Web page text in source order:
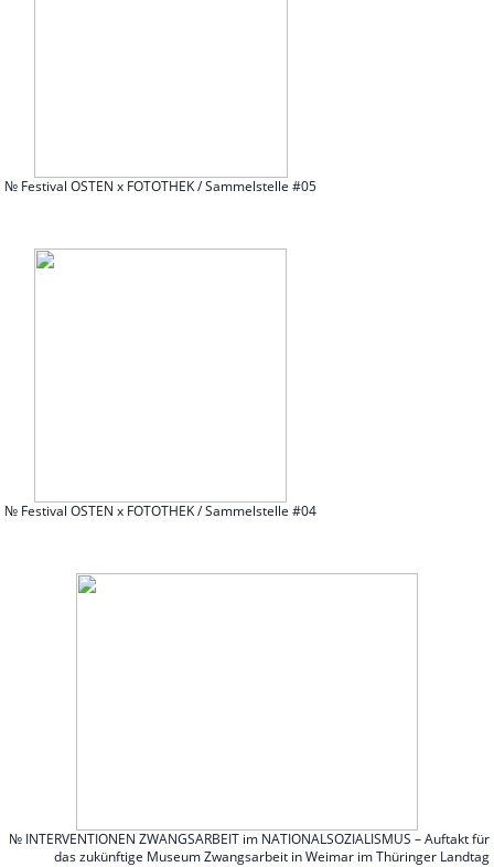
№ Festival OSTEN x FOTOTHEK / Sammelstelle #05
№ Festival OSTEN x FOTOTHEK / Sammelstelle #04
№ INTERVENTIONEN ZWANGSARBEIT im NATIONALSOZIALISMUS – Auftakt für
das zukünftige Museum Zwangsarbeit in Weimar im Thüringer Landtag